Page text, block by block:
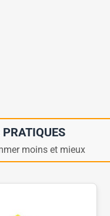
moins et mieux